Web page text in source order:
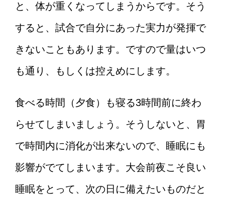
と、体が重くなってしまうからです。そう
すると、試合で自分にあった実力が発揮で
きないこともあります。ですので量はいつ
も通り、もしくは控えめにします。
食べる時間（夕食）も寝る3時間前に終わ
らせてしまいましょう。そうしないと、胃
で時間内に消化が出来ないので、睡眠にも
影響がでてしまいます。大会前夜こそ良い
睡眠をとって、次の日に備えたいものだと